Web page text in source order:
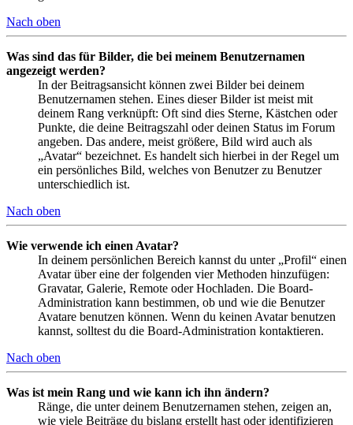
Nach oben
Was sind das für Bilder, die bei meinem Benutzernamen
angezeigt werden?
In der Beitragsansicht können zwei Bilder bei deinem
Benutzernamen stehen. Eines dieser Bilder ist meist mit
deinem Rang verknüpft: Oft sind dies Sterne, Kästchen oder
Punkte, die deine Beitragszahl oder deinen Status im Forum
angeben. Das andere, meist größere, Bild wird auch als
„Avatar“ bezeichnet. Es handelt sich hierbei in der Regel um
ein persönliches Bild, welches von Benutzer zu Benutzer
unterschiedlich ist.
Nach oben
Wie verwende ich einen Avatar?
In deinem persönlichen Bereich kannst du unter „Profil“ einen
Avatar über eine der folgenden vier Methoden hinzufügen:
Gravatar, Galerie, Remote oder Hochladen. Die Board-
Administration kann bestimmen, ob und wie die Benutzer
Avatare benutzen können. Wenn du keinen Avatar benutzen
kannst, solltest du die Board-Administration kontaktieren.
Nach oben
Was ist mein Rang und wie kann ich ihn ändern?
Ränge, die unter deinem Benutzernamen stehen, zeigen an,
wie viele Beiträge du bislang erstellt hast oder identifizieren